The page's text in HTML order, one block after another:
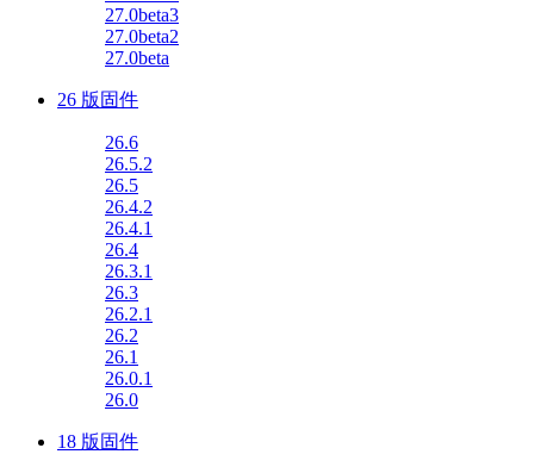
27.0beta3
27.0beta2
27.0beta
26 版固件
26.6
26.5.2
26.5
26.4.2
26.4.1
26.4
26.3.1
26.3
26.2.1
26.2
26.1
26.0.1
26.0
18 版固件